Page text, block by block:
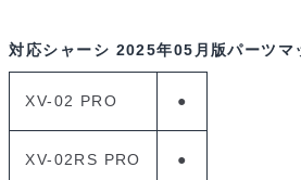
対応シャーシ 2025年05月版パーツマ
XV-02 PRO ●
XV-02RS PRO ●